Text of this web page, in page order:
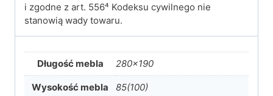
i zgodne z art. 556⁴ Kodeksu cywilnego nie
stanowią wady towaru.
Długość mebla 280×190
Wysokość mebla 85(100)